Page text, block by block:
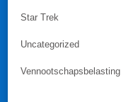
Star Trek
Uncategorized
Vennootschapsbelasting